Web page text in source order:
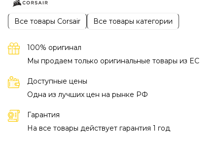
Все товары Corsair Все товары категории
100% оригинал
Мы продаем только оригинальные товары из EC
Доступные цены
Одна из лучших цен на рынке РФ
Гарантия
На все товары действует гарантия 1 год